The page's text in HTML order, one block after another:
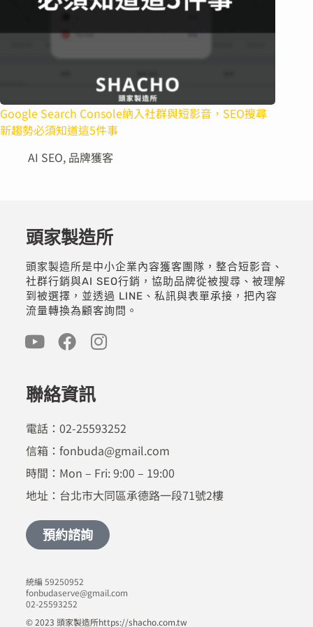
Google Search Console納入社群與短影音，SEO搜尋
新趨勢必須知道這5件事
AI SEO, 品牌獲客
頭家製造所
頭家製造所是中小企業內容獲客團隊，整合短影音、
社群行銷與AI SEO行銷，協助品牌從被搜尋、被理解
到被選擇，並透過 LINE、私訊與表單承接，把內容
流量轉換為顧客詢問。
聯絡資訊
電話：02-25593252
信箱：fonbuda@gmail.com
時間：Mon – Fri: 9:00 – 19:00
地址：台北市大同區承德路一段71號2樓
預約諮詢
© 2023 頭家製造所https://shacho.com.tw
統編 59250952
fonbudaserve@gmail.com
02-25593252